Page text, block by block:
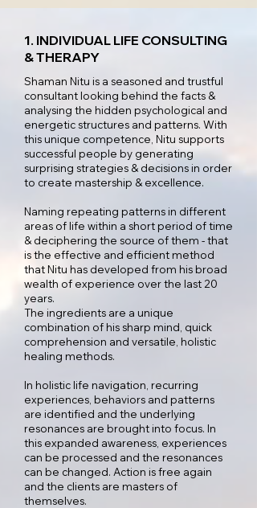
1. INDIVIDUAL LIFE CONSULTING
& THERAPY
Shaman Nitu is a seasoned and trustful
consultant looking behind the facts &
analysing the hidden psychological and
energetic structures and patterns. With
this unique competence, Nitu supports
successful people by generating
surprising strategies & decisions in order
to create mastership & excellence.
Naming repeating patterns in different
areas of life within a short period of time
& deciphering the source of them - that
is the effective and efficient method
that Nitu has developed from his broad
wealth of experience over the last 20
years.
The ingredients are a unique
combination of his sharp mind, quick
comprehension and versatile, holistic
healing methods.
In holistic life navigation, recurring
experiences, behaviors and patterns
are identified and the underlying
resonances are brought into focus. In
this expanded awareness, experiences
can be processed and the resonances
can be changed. Action is free again
and the clients are masters of
themselves.